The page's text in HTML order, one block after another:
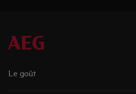
Le goût